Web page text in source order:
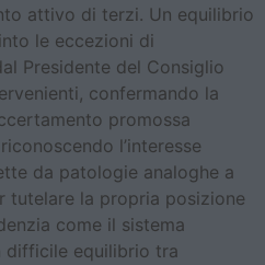
attivo di terzi. Un equilibrio
le eccezioni di
Presidente del Consiglio
confermando la
promossa
l’interesse
da patologie analoghe a
tutelare la propria posizione
come il sistema
difficile equilibrio tra